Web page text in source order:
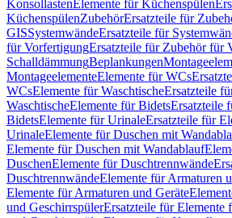
KonsollastenElemente für Küchenspülen
KüchenspülenZubehörErsatzteile für
GISSystemwändeErsatzteile für
für VorfertigungErsatzteile für Zubehör für
SchalldämmungBeplankungen
MontageelementeElemente für WCs
WCsElemente für WaschtischeErsatzteile
WaschtischeElemente für BidetsErsatzteile
BidetsElemente für UrinaleErsatzteile für
UrinaleElemente für Duschen mit
Elemente für Duschen mit Wandablauf
DuschenElemente für Duschtrennwände
DuschtrennwändeElemente für Armaturen
Elemente für Armaturen und Geräte
und GeschirrspülerErsatzteile für Elemente